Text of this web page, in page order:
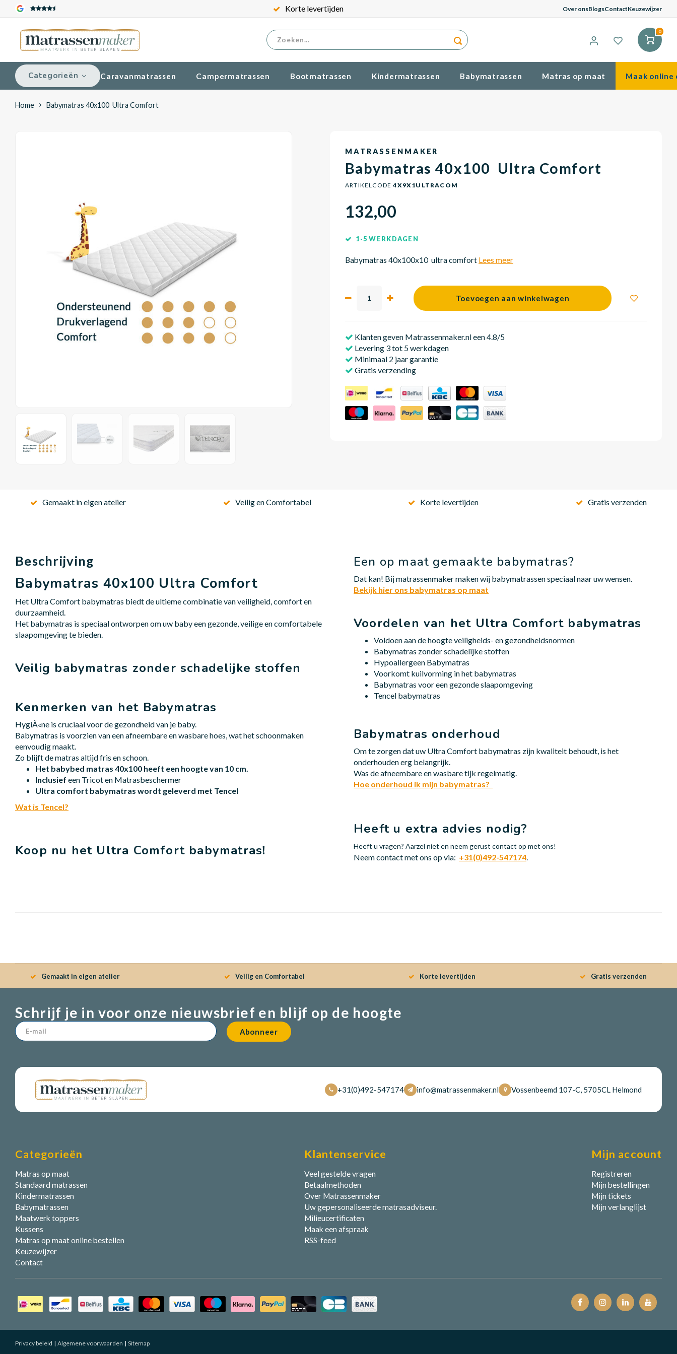
Korte levertijden Over onsBlogsContactKeuzewijzer
0
Categorieën Caravanmatrassen Campermatrassen Bootmatrassen Kindermatrassen Babymatrassen Matras op maat Maak online
Home Babymatras 40x100 Ultra Comfort
MATRASSENMAKER
Babymatras 40x100 Ultra Comfort
ARTIKELCODE 4X9X1ULTRACOM
132,00
1-5 WERKDAGEN
Babymatras 40x100x10 ultra comfort Lees meer
Toevoegen aan winkelwagen
Klanten geven Matrassenmaker.nl een 4.8/5
Levering 3 tot 5 werkdagen
Minimaal 2 jaar garantie
Gratis verzending
Gemaakt in eigen atelier Veilig en Comfortabel Korte levertijden Gratis verzenden
Beschrijving
Babymatras 40x100 Ultra Comfort
Het Ultra Comfort babymatras biedt de ultieme combinatie van veiligheid, comfort en
duurzaamheid.
Het babymatras is speciaal ontworpen om uw baby een gezonde, veilige en comfortabele
slaapomgeving te bieden.
Veilig babymatras zonder schadelijke stoffen
Kenmerken van het Babymatras
HygiÃ«ne is cruciaal voor de gezondheid van je baby.
Babymatras is voorzien van een afneembare en wasbare hoes, wat het schoonmaken
eenvoudig maakt.
Zo blijft de matras altijd fris en schoon.
Het babybed matras 40x100 heeft een hoogte van 10 cm.
Inclusief een Tricot en Matrasbeschermer
Ultra comfort babymatras wordt geleverd met Tencel
Wat is Tencel?
Koop nu het Ultra Comfort babymatras!
Een op maat gemaakte babymatras?
Dat kan! Bij matrassenmaker maken wij babymatrassen speciaal naar uw wensen.
Bekijk hier ons babymatras op maat
Voordelen van het Ultra Comfort babymatras
Voldoen aan de hoogte veiligheids- en gezondheidsnormen
Babymatras zonder schadelijke stoffen
Hypoallergeen Babymatras
Voorkomt kuilvorming in het babymatras
Babymatras voor een gezonde slaapomgeving
Tencel babymatras
Babymatras onderhoud
Om te zorgen dat uw Ultra Comfort babymatras zijn kwaliteit behoudt, is het
onderhouden erg belangrijk.
Was de afneembare en wasbare tijk regelmatig.
Hoe onderhoud ik mijn babymatras?
Heeft u extra advies nodig?
Heeft u vragen? Aarzel niet en neem gerust contact op met ons!
Neem contact met ons op via: +31(0)492-547174.
Gemaakt in eigen atelier Veilig en Comfortabel Korte levertijden Gratis verzenden
Schrijf je in voor onze nieuwsbrief en blijf op de hoogte
Abonneer
+31(0)492-547174 info@matrassenmaker.nl Vossenbeemd 107-C, 5705CL Helmond
Categorieën
Matras op maat
Standaard matrassen
Kindermatrassen
Babymatrassen
Maatwerk toppers
Kussens
Matras op maat online bestellen
Keuzewijzer
Contact
Klantenservice
Veel gestelde vragen
Betaalmethoden
Over Matrassenmaker
Uw gepersonaliseerde matrasadviseur.
Milieucertificaten
Maak een afspraak
RSS-feed
Mijn account
Registreren
Mijn bestellingen
Mijn tickets
Mijn verlanglijst
Privacy beleid Algemene voorwaarden Sitemap